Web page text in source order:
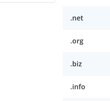
.net
.org
.biz
.info